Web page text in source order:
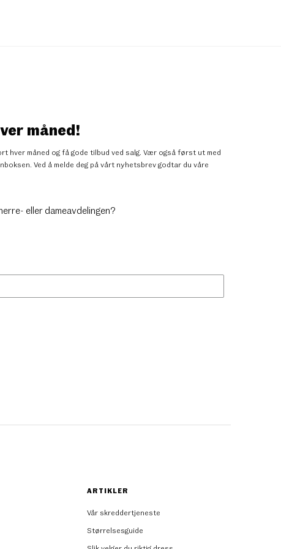
måned!
hver måned og få gode tilbud ved salg. Vær også først ut med
Ved å melde deg på vårt nyhetsbrev godtar du våre
eller dameavdelingen?
ARTIKLER
Vår skreddertjeneste
Størrelsesguide